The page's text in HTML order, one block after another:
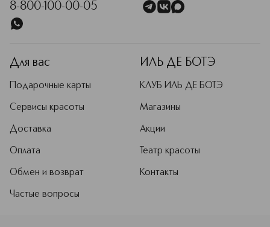
бренд получил в честь деда
8-800-100-00-05
Для вас
Подарочные карты
Сервисы красоты
Доставка
Оплата
Обмен и возврат
Частые вопросы
ИЛЬ ДЕ БОТЭ
КЛУБ ИЛЬ ДЕ БОТЭ
Магазины
Акции
Театр красоты
Контакты